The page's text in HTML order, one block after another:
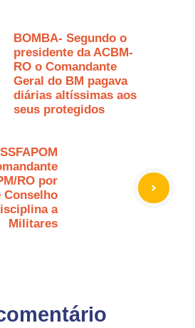
BOMBA- Segundo o
presidente da ACBM-
RO o Comandante
Geral do BM pagava
diárias altíssimas aos
seus protegidos
RO por
Conselho
a
Militares